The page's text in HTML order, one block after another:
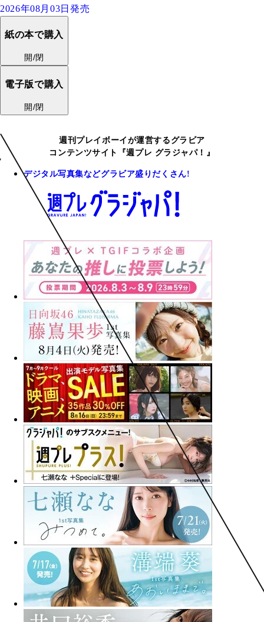
2026年08月03日発売
紙の本で購入
開/閉
電子版で購入
開/閉
週刊プレイボーイが運営するグラビア
コンテンツサイト『週プレ グラジャパ！』
デジタル写真集などグラビア盛りだくさん!